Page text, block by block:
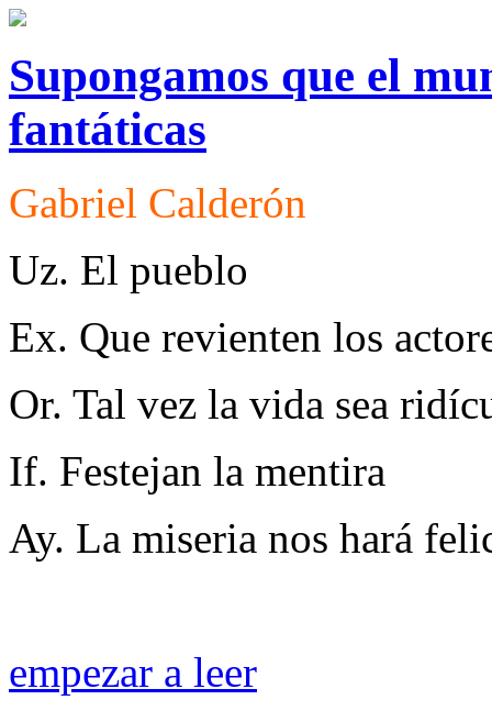
Supongamos que el
fantáticas
Gabriel Calderón
Uz. El pueblo
Ex. Que revienten los
Or. Tal vez la vida sea
If. Festejan la mentira
Ay. La miseria nos hará
empezar a leer